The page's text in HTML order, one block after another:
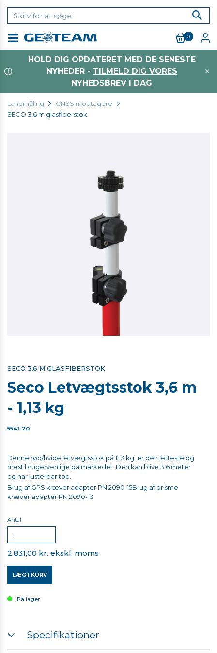
0
HOLD DIG OPDATERET MED DE SENESTE
NYHEDER - TILMELD DIG VORES
NYHEDSBREV I DAG
Landmåling
GNSS modtagere
SECO 3,6 m glasfiberstok
SECO 3,6 M GLASFIBERSTOK
Seco Letvægtsstok 3,6 m
- 1,13 kg
5541-20
Denne rød/hvide letvægtsstok på 1,13 kg, er den letteste og
mest brugervenlige på markedet. Den kan blive 3,6 meter
og har justerbar top.
Brug af GPS kræver adapter PN 2090-15Brug af prisme
kræver adapter PN 2090-13
Antal
2.831,00 kr. ekskl. moms
LÆG I KURV
På lager
Specifikationer